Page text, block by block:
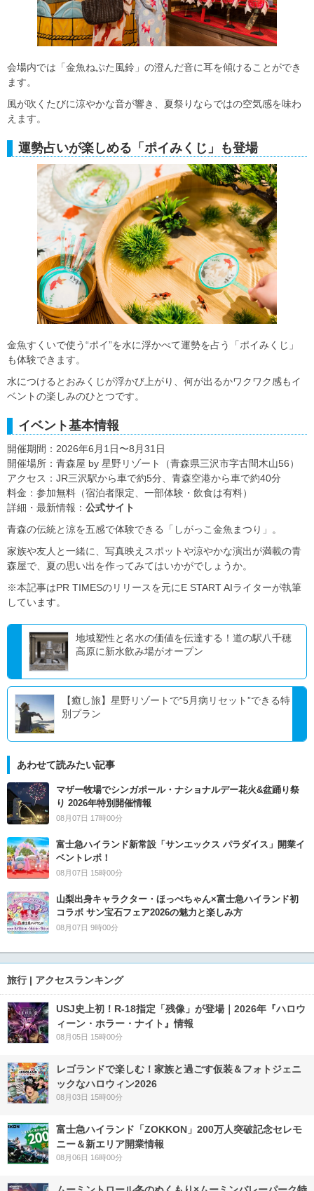
会場内では「金魚ねぷた風鈴」の澄んだ音に耳を傾けることができ
ます。
風が吹くたびに涼やかな音が響き、夏祭りならではの空気感を味わ
えます。
運勢占いが楽しめる「ポイみくじ」も登場
金魚すくいで使う“ポイ”を水に浮かべて運勢を占う「ポイみくじ」
も体験できます。
水につけるとおみくじが浮かび上がり、何が出るかワクワク感もイ
ベントの楽しみのひとつです。
イベント基本情報
開催期間：2026年6月1日〜8月31日
開催場所：青森屋 by 星野リゾート（青森県三沢市字古間木山56）
アクセス：JR三沢駅から車で約5分、青森空港から車で約40分
料金：参加無料（宿泊者限定、一部体験・飲食は有料）
詳細・最新情報： 公式サイト
青森の伝統と涼を五感で体験できる「しがっこ金魚まつり」。
家族や友人と一緒に、写真映えスポットや涼やかな演出が満載の青
森屋で、夏の思い出を作ってみてはいかがでしょうか。
※本記事はPR TIMESのリリースを元にE START AIライターが執筆
しています。
地域塑性と名水の価値を伝達する！道の駅八千穂
高原に新水飲み場がオープン
【癒し旅】星野リゾートで“5月病リセット”できる特
別プラン
あわせて読みたい記事
マザー牧場でシンガポール・ナショナルデー花火&盆踊り祭
り 2026年特別開催情報
08月07日 17時00分
富士急ハイランド新常設「サンエックス パラダイス」開業イ
ベントレポ！
08月07日 15時00分
山梨出身キャラクター・ほっぺちゃん×富士急ハイランド初
コラボ サン宝石フェア2026の魅力と楽しみ方
08月07日 9時00分
旅行 | アクセスランキング
USJ史上初！R-18指定「残像」が登場｜2026年『ハロウ
ィーン・ホラー・ナイト』情報
08月05日 15時00分
レゴランドで楽しむ！家族と過ごす仮装＆フォトジェニ
ックなハロウィン2026
08月03日 15時00分
富士急ハイランド「ZOKKON」200万人突破記念セレモ
ニー＆新エリア開業情報
08月06日 16時00分